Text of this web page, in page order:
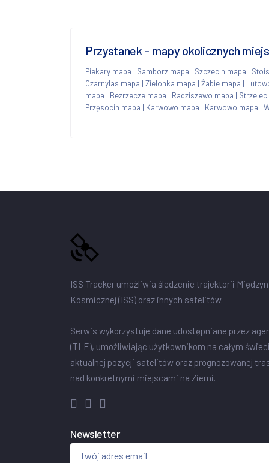
Przystanek - mapy okolicznych
Piekary mapa | Samborz mapa | Szczecin mapa |
Czarnylas mapa | Zielonka mapa | Żabie mapa |
mapa | Bezrzecze mapa | Radziszewo mapa | Strzelec
Przęsocin mapa | Karwowo mapa | Karwowo mapa |
ISS Tracker umożliwia śledzenie trajektorii
Kosmicznej (ISS) oraz innych satelitów.
Serwis wykorzystuje dane udostępniane przez
(TLE), umożliwiając użytkownikom na całym
aktualnej pozycji satelitów oraz prognozowanej
nad konkretnymi miejscami na Ziemi.
Newsletter